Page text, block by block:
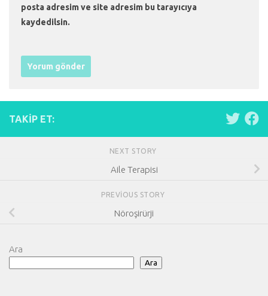
posta adresim ve site adresim bu tarayıcıya
kaydedilsin.
TAKIP ET:
NEXT STORY
Aile Terapisi
PREVIOUS STORY
Nöroşirürji
Ara
Ara